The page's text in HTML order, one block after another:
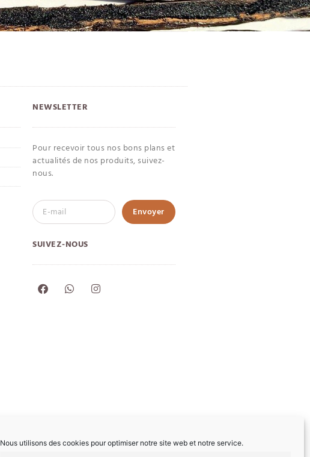
Nous utilisons des cookies pour optimiser notre site web et notre service.
NEWSLETTER
Pour recevoir tous nos bons plans et
actualités de nos produits, suivez-
nous.
Envoyer
SUIVEZ-NOUS